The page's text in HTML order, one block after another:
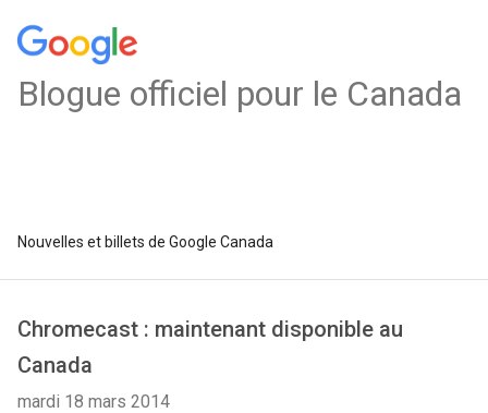
Blogue officiel pour le Canada
Nouvelles et billets de Google Canada
Chromecast : maintenant disponible au
Canada
mardi 18 mars 2014